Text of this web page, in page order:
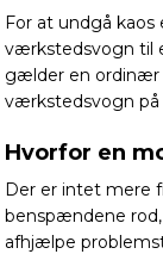
For at undgå
værkstedsvogn til
gælder en ordinær
værkstedsvogn på
Hvorfor en
Der er intet mere
benspændene
afhjælpe